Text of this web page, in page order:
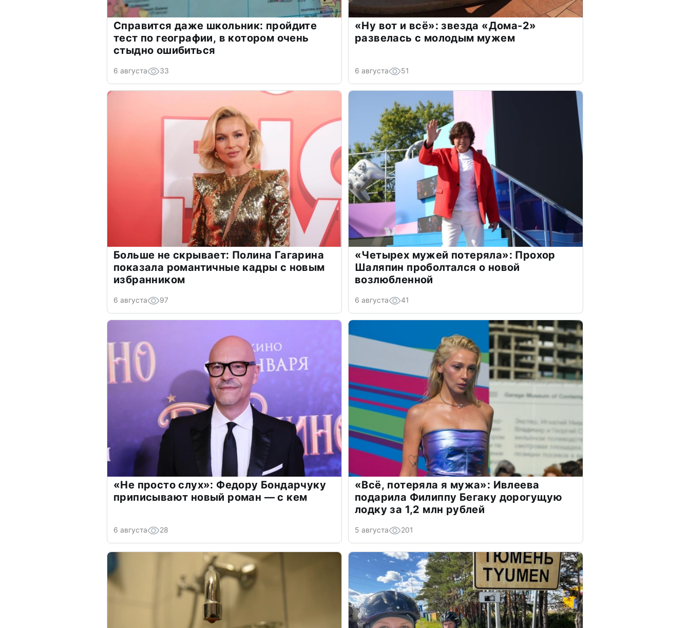
Справится даже школьник: пройдите
тест по географии, в котором очень
стыдно ошибиться
6 августа 33
«Ну вот и всё»: звезда «Дома-2»
развелась с молодым мужем
6 августа 51
Больше не скрывает: Полина Гагарина
показала романтичные кадры с новым
избранником
6 августа 97
«Четырех мужей потеряла»: Прохор
Шаляпин проболтался о новой
возлюбленной
6 августа 41
«Не просто слух»: Федору Бондарчуку
приписывают новый роман — с кем
6 августа 28
«Всё, потеряла я мужа»: Ивлеева
подарила Филиппу Бегаку дорогущую
лодку за 1,2 млн рублей
5 августа 201